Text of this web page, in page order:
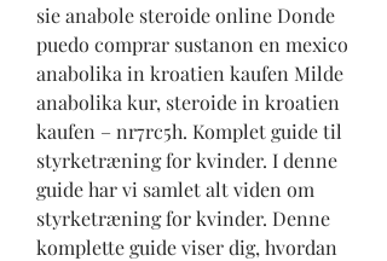
sie anabole steroide online Donde
puedo comprar sustanon en mexico
anabolika in kroatien kaufen Milde
anabolika kur, steroide in kroatien
kaufen – nr7rc5h. Komplet guide til
styrketræning for kvinder. I denne
guide har vi samlet alt viden om
styrketræning for kvinder. Denne
komplette guide viser dig, hvordan